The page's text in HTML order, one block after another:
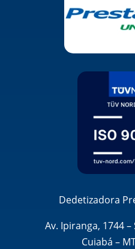
Dedetizadora
Av. Ipiranga, 1744 –
Cuiabá –